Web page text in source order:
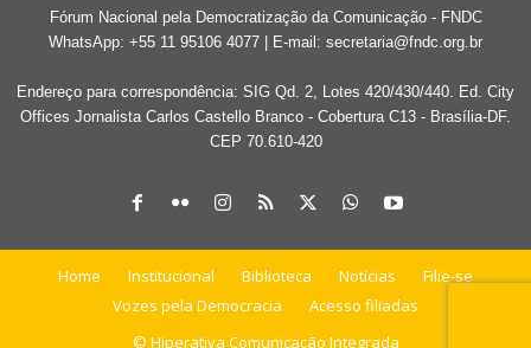
Fórum Nacional pela Democratização da Comunicação - FNDC
WhatsApp: +55 11 95106 4077 | E-mail: secretaria@fndc.org.br
Endereço para correspondência: SIG Qd. 2, Lotes 420/430/440. Ed. City
Offices Jornalista Carlos Castello Branco - Cobertura C13 - Brasília-DF.
CEP 70.610-420
Home Institucional Biblioteca Notícias
Filie-se
Vozes pela Democracia
Acesso filiadas
© Hiperativa Comunicação Integrada